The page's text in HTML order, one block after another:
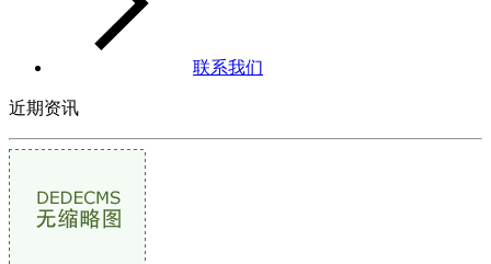
联系我们
近期资讯